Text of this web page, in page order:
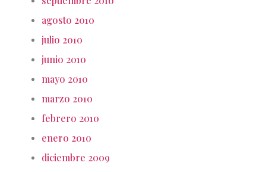
agosto 2010
julio 2010
junio 2010
mayo 2010
marzo 2010
febrero 2010
enero 2010
diciembre 2009